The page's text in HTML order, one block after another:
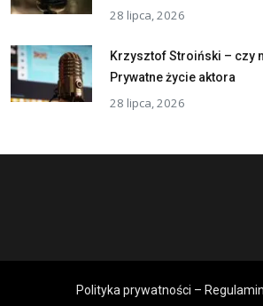
28 lipca, 2026
Krzysztof Stroiński – czy
Prywatne życie aktora
28 lipca, 2026
Polityka prywatności –